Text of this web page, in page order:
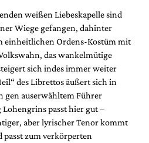
weißen Liebeskapelle sind
Wiege gefangen, dahinter
einheitlichen Ordens-Kostüm mit
das wankelmütige
sich indes immer weiter
des Librettos äußert sich in
gen auserwähltem Führer
passt hier gut –
aber lyrischer Tenor kommt
zum verkörperten